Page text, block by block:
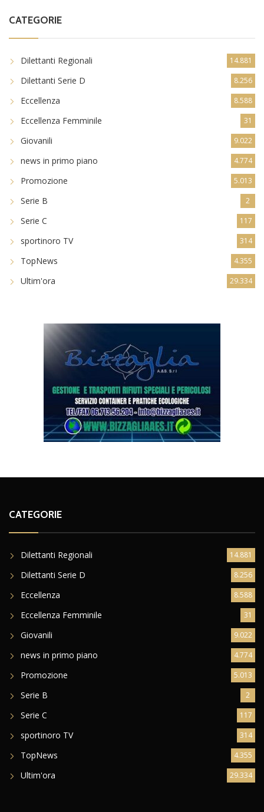
CATEGORIE
Dilettanti Regionali 14.881
Dilettanti Serie D 8.256
Eccellenza 8.588
Eccellenza Femminile 31
Giovanili 9.022
news in primo piano 4.774
Promozione 5.013
Serie B 2
Serie C 117
sportinoro TV 314
TopNews 4.355
Ultim'ora 29.334
CATEGORIE
Dilettanti Regionali 14.881
Dilettanti Serie D 8.256
Eccellenza 8.588
Eccellenza Femminile 31
Giovanili 9.022
news in primo piano 4.774
Promozione 5.013
Serie B 2
Serie C 117
sportinoro TV 314
TopNews 4.355
Ultim'ora 29.334